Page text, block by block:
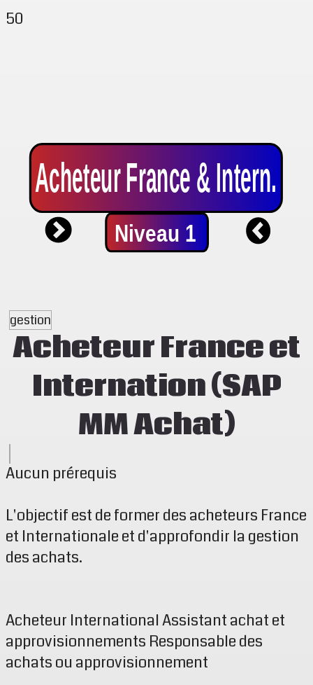
50
gestion
Acheteur France et
Internation (SAP
MM Achat)
Aucun prérequis
L'objectif est de former des acheteurs France
et Internationale et d'approfondir la gestion
des achats.
Acheteur International Assistant achat et
approvisionnements Responsable des
achats ou approvisionnement